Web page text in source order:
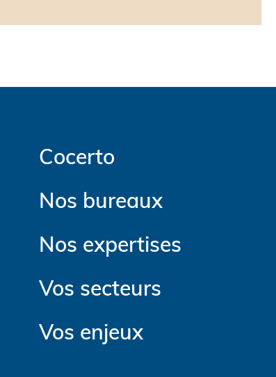
Cocerto
Nos bureaux
Nos expertises
Vos secteurs
Vos enjeux